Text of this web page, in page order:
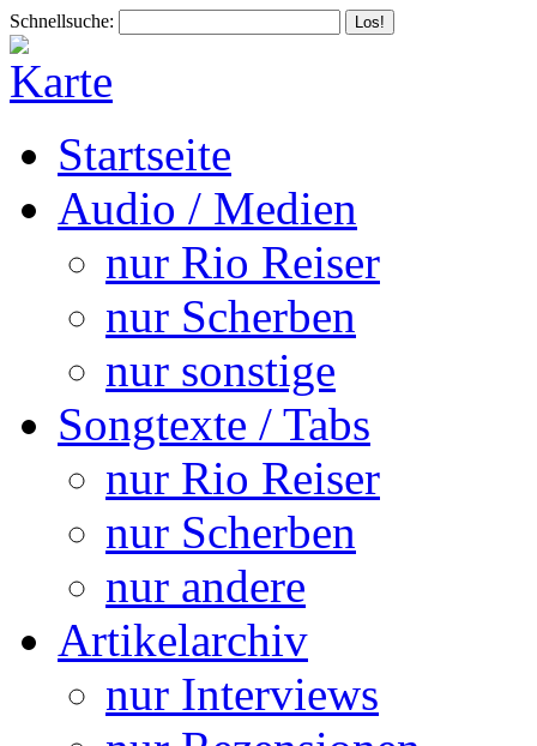
Schnellsuche:
Startseite
Audio / Medien
nur Rio Reiser
nur Scherben
nur sonstige
Songtexte / Tabs
nur Rio Reiser
nur Scherben
nur andere
Artikelarchiv
nur Interviews